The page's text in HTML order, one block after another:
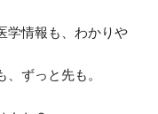
学情報も、わかりや
ずっと先も。